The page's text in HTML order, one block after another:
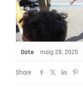
Date maig 28, 2025
Share